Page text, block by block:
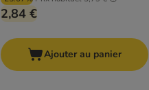
2,84 €
Ajouter au panier